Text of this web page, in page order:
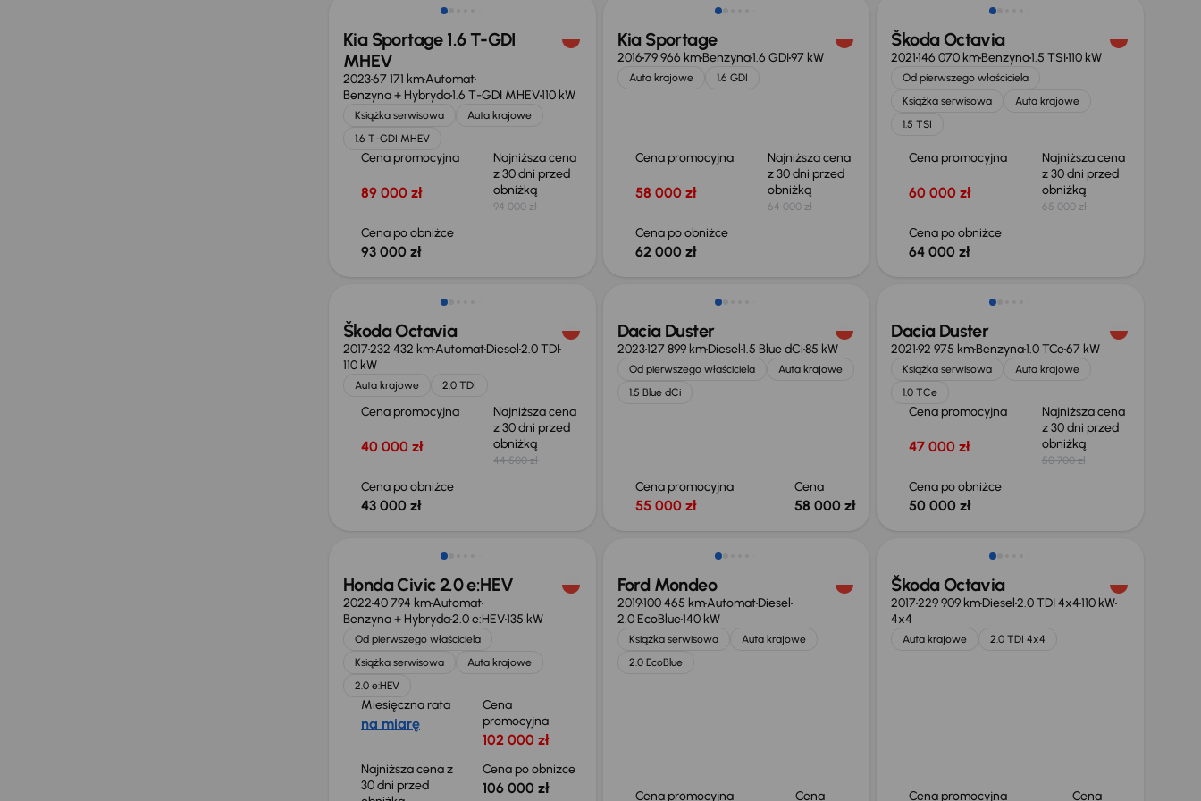
Kia Sportage 1.6 T-GDI
MHEV
202367 171 kmAutomat
Benzyna + Hybryda1.6 T-GDI MHEV110 kW
Książka serwisowa
Auta krajowe
1.6 T-GDI MHEV
Cena promocyjna
89 000 zł
Najniższa cena
z 30 dni przed
obniżką
94 000 zł
Cena po obniżce
93 000 zł
Kia Sportage
201679 966 kmBenzyna1.6 GDI97 kW
Auta krajowe 1.6 GDI
Cena promocyjna
58 000 zł
Najniższa cena
z 30 dni przed
obniżką
64 000 zł
Cena po obniżce
62 000 zł
Škoda Octavia
2021146 070 kmBenzyna1.5 TSI110 kW
Od pierwszego właściciela
Książka serwisowa
Auta krajowe
1.5 TSI
Cena promocyjna
60 000 zł
Najniższa cena
z 30 dni przed
obniżką
65 000 zł
Cena po obniżce
64 000 zł
Škoda Octavia
2017232 432 kmAutomatDiesel2.0 TDI
110 kW
Auta krajowe 2.0 TDI
Cena promocyjna
40 000 zł
Najniższa cena
z 30 dni przed
obniżką
44 500 zł
Cena po obniżce
43 000 zł
Możliwość odliczenia VAT
Dacia Duster
2023127 899 kmDiesel1.5 Blue dCi85 kW
Od pierwszego właściciela
Auta krajowe
1.5 Blue dCi
Cena promocyjna
55 000 zł
Cena
58 000 zł
Taniej o 700 zł
Dacia Duster
202192 975 kmBenzyna1.0 TCe67 kW
Książka serwisowa
Auta krajowe
1.0 TCe
Cena promocyjna
47 000 zł
Najniższa cena
z 30 dni przed
obniżką
50 700 zł
Cena po obniżce
50 000 zł
Honda Civic 2.0 e:HEV
202240 794 kmAutomat
Benzyna + Hybryda2.0 e:HEV135 kW
Od pierwszego właściciela
Książka serwisowa
Auta krajowe
2.0 e:HEV
Miesięczna rata
na miarę
Cena
promocyjna
102 000 zł
Najniższa cena z
30 dni przed
Cena po obniżce
106 000 zł
Ford Mondeo
2019100 465 kmAutomatDiesel
2.0 EcoBlue140 kW
Książka serwisowa
Auta krajowe
2.0 EcoBlue
Cena promocyjna Cena
Škoda Octavia
2017229 909 kmDiesel2.0 TDI 4x4110 kW
4x4
Auta krajowe 2.0 TDI 4x4
Cena promocyjna Cena